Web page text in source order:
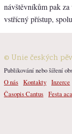
návštěvníkům pak
vstřícný přístup,
© Unie českých
Publikování nebo šíření
O nás Kontakty Inzerce
Časopis Cantus Festa